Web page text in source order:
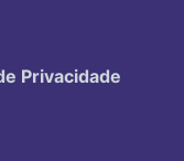
Privacidade